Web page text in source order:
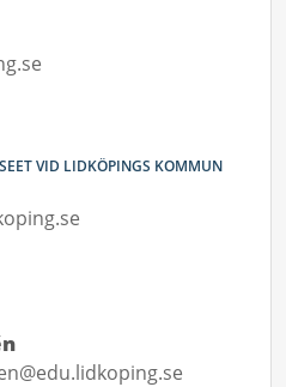
VID LIDKÖPINGS KOMMUN